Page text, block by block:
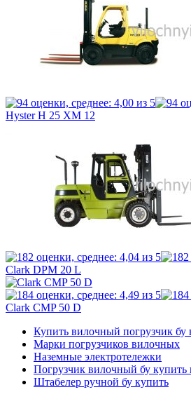
Hyster H 25 XM 12
Clark DPM 20 L
Clark CMP 50 D
Купить вилочный погрузчик
Марки погрузчиков вилочных
Наземные электротележки
Погрузчик вилочный бу купить
Штабелер ручной бу купить